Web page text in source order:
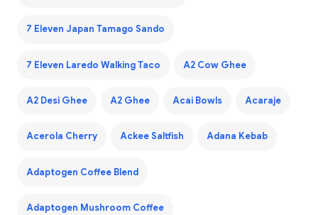
7 Eleven Japan Tamago Sando
7 Eleven Laredo Walking Taco A2 Cow Ghee
A2 Desi Ghee A2 Ghee Acai Bowls Acaraje
Acerola Cherry Ackee Saltfish Adana Kebab
Adaptogen Coffee Blend
Adaptogen Mushroom Coffee